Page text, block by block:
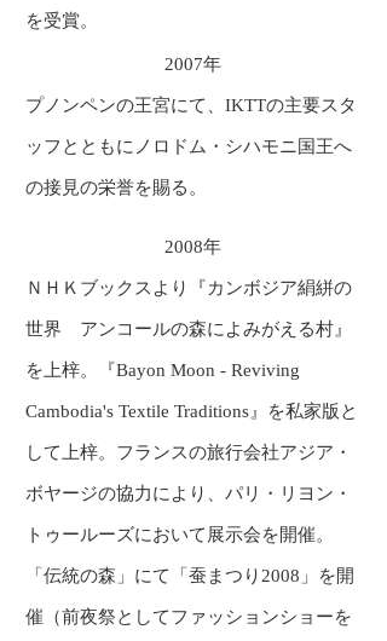
を受賞。
2007年
プノンペンの王宮にて、IKTTの主要スタ
ッフとともにノロドム・シハモニ国王へ
の接見の栄誉を賜る。
2008年
ＮＨＫブックスより『カンボジア絹絣の
世界 アンコールの森によみがえる村』
を上梓。『Bayon Moon - Reviving
Cambodia's Textile Traditions』を私家版と
して上梓。フランスの旅行会社アジア・
ボヤージの協力により、パリ・リヨン・
トゥールーズにおいて展示会を開催。
「伝統の森」にて「蚕まつり2008」を開
催（前夜祭としてファッションショーを